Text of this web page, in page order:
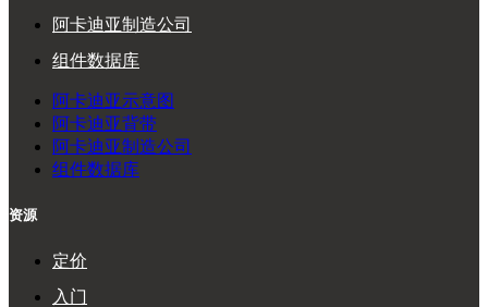
阿卡迪亚制造公司
组件数据库
阿卡迪亚示意图
阿卡迪亚背带
阿卡迪亚制造公司
组件数据库
资源
定价
入门